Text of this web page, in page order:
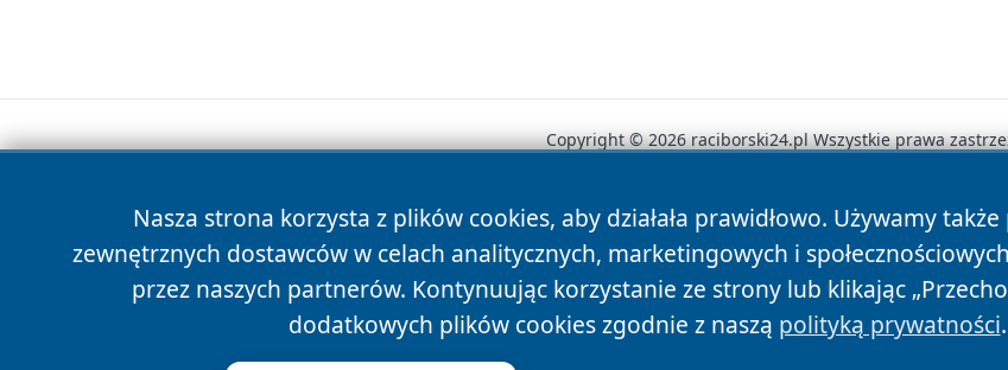
Nasza strona korzysta z plików cookies, aby działała prawidłowo. Używamy
zewnętrznych dostawców w celach analitycznych, marketingowych i
przez naszych partnerów. Kontynuując korzystanie ze strony lub klikając
dodatkowych plików cookies zgodnie z naszą polityką prywatności.
Copyright © 2026 raciborski24.pl Wszystkie prawa
News Autorzy Polityka Prywatności Polityka